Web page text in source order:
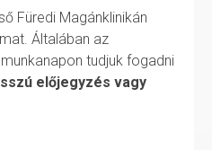
Füredi Magánklinikán
Általában az
tudjuk fogadni
előjegyzés vagy